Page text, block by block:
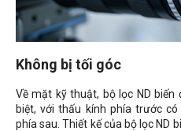
Không bị tối góc
Về mặt kỹ thuật, bộ lọc ND
biệt, với thấu kính phía trước
phía sau. Thiết kế của bộ lọc ND